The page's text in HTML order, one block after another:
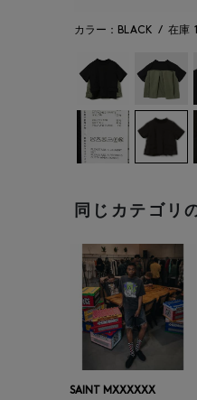
カラー：BLACK / 在庫
同じカテゴリ
SAINT MXXXXXX